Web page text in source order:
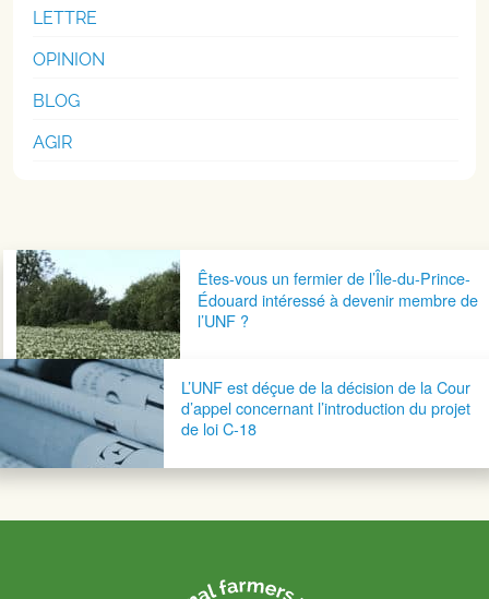
LETTRE
OPINION
BLOG
AGIR
Navigation postaleÊtes-vous un fermier de l’Île-du-Prince-
Édouard intéressé à devenir membre de
l’UNF ?
L’UNF est déçue de la décision de la Cour
d’appel concernant l’introduction du projet
de loi C-18